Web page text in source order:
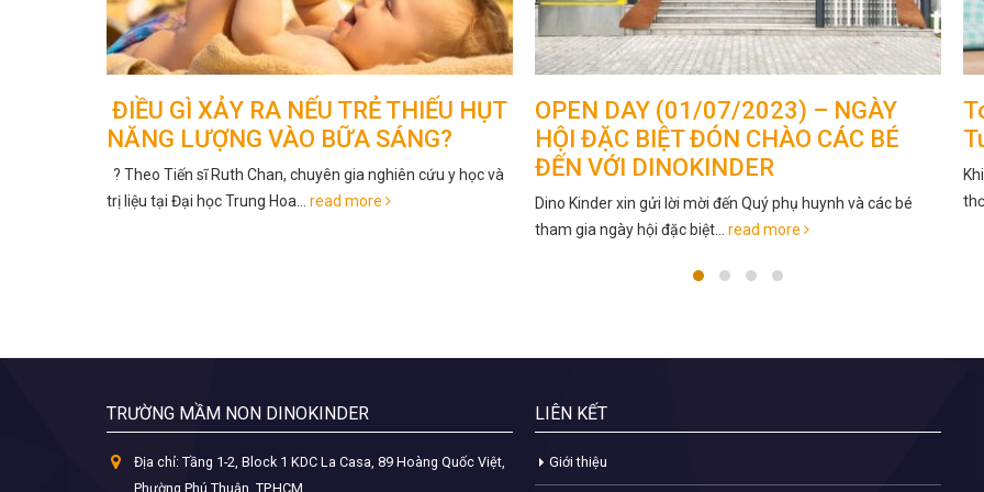
OPEN DAY (01/07/2023) – NGÀY
HỘI ĐẶC BIỆT ĐÓN CHÀO CÁC BÉ
ĐẾN VỚI DINOKINDER
Dino Kinder xin gửi lời mời đến Quý phụ huynh và các bé
Top 10 Bài Thơ Cho Trẻ Mầm Non 3
Tuổi Giúp Phát Triển Trí Não
Khi trẻ được 3 tuổi, bố mẹ có thể bắt đầu dạy bé những bài
thơ hay và đơn... read more
TRƯỜNG MẦM NON DINOKINDER
Địa chỉ: Tầng 1-2, Block 1 KDC La Casa, 89 Hoàng Quốc Việt,
Phường Phú Thuận, TP.HCM
LIÊN KẾT
Giới thiệu